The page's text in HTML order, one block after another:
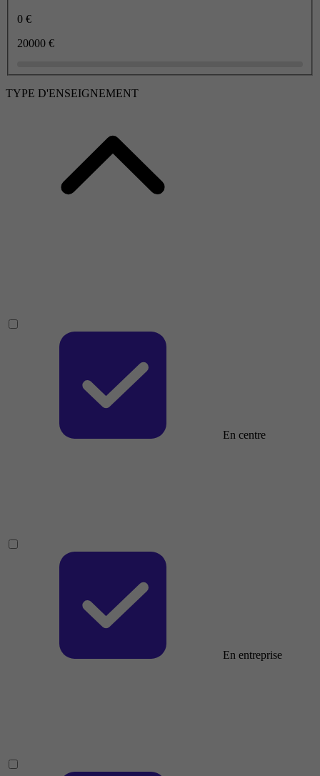
0 €
20000 €
TYPE D'ENSEIGNEMENT
En centre
En entreprise